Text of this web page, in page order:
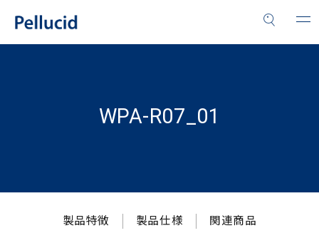
WPA-R07_01
製品特徴 製品仕様 関連商品